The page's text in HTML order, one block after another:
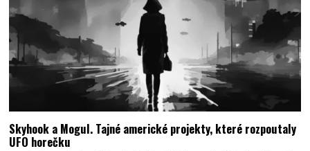
Skyhook a Mogul. Tajné americké projekty, které rozpoutaly
UFO horečku